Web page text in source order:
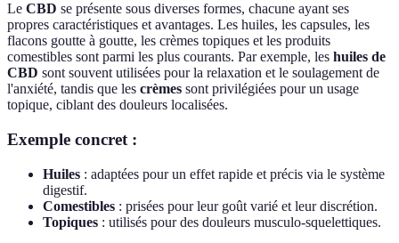
Le CBD se présente sous diverses formes, chacune ayant ses
propres caractéristiques et avantages. Les huiles, les capsules, les
flacons goutte à goutte, les crèmes topiques et les produits
comestibles sont parmi les plus courants. Par exemple, les huiles de
CBD sont souvent utilisées pour la relaxation et le soulagement de
l'anxiété, tandis que les crèmes sont privilégiées pour un usage
topique, ciblant des douleurs localisées.
Exemple concret :
Huiles : adaptées pour un effet rapide et précis via le système
digestif.
Comestibles : prisées pour leur goût varié et leur discrétion.
Topiques : utilisés pour des douleurs musculo-squelettiques.